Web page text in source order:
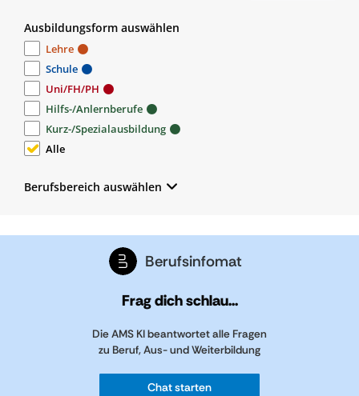
Ausbildungsform auswählen
Lehre
Schule
Uni/FH/PH
Hilfs-/Anlernberufe
Kurz-/Spezialausbildung
Alle
Berufsbereich auswählen
Berufsinfomat
Frag dich schlau...
Die AMS KI beantwortet alle Fragen
zu Beruf, Aus- und Weiterbildung
Chat starten